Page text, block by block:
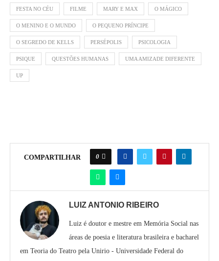
FESTA NO CÉU FILME MARY E MAX O MÁGICO
O MENINO E O MUNDO O PEQUENO PRÍNCIPE
O SEGREDO DE KELLS PERSÉPOLIS PSICOLOGIA
PSIQUE QUESTÕES HUMANAS UMA AMIZADE DIFERENTE
UP
COMPARTILHAR 0
LUIZ ANTONIO RIBEIRO
Luiz é doutor e mestre em Memória Social nas
áreas de poesia e literatura brasileira e bacharel
em Teoria do Teatro pela Unirio - Universidade Federal do